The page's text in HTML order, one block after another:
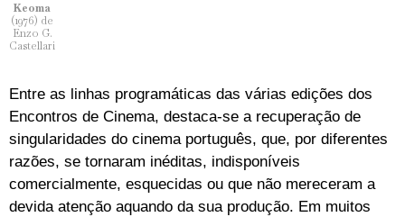
Keoma
(1976) de
Enzo G.
Castellari
Entre as linhas programáticas das várias edições dos
Encontros de Cinema, destaca-se a recuperação de
singularidades do cinema português, que, por diferentes
razões, se tornaram inéditas, indisponíveis
comercialmente, esquecidas ou que não mereceram a
devida atenção aquando da sua produção. Em muitos